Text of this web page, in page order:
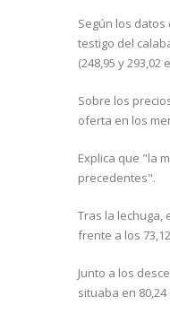
Según los datos
testigo del
(248,95 y
Sobre los
oferta en los
Explica que "la
precedentes".
Tras la lechuga,
frente a los
Junto a los
situaba en